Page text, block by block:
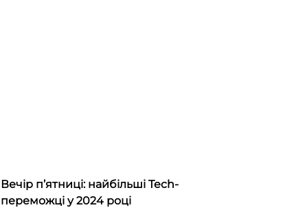
Вечір п’ятниці: найбільші Tech-
переможці у 2024 році